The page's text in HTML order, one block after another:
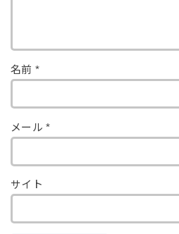
名前 *
メール*
サイト